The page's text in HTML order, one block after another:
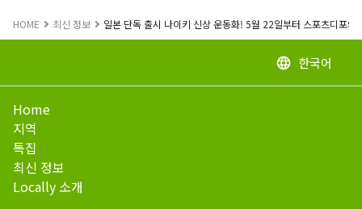
HOME 최신 정보 일본 단독 출시 나이키 신상 운동화! 5월 22일부터 스포츠디포와
language 한국어
Home
지역
특집
최신 정보
Locally 소개